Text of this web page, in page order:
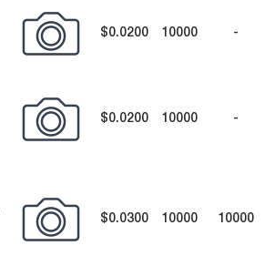
$0.0200 10000 -
$0.0200 10000 -
$0.0300 10000 10000